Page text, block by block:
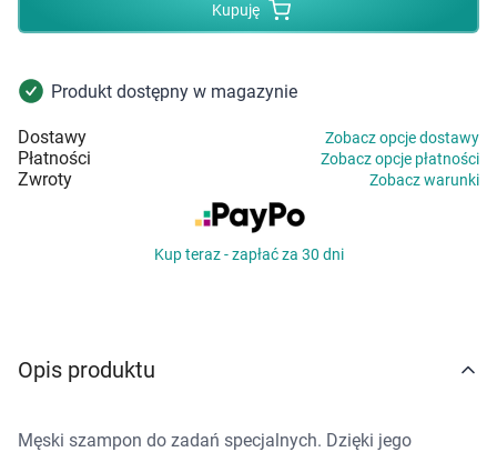
Mężczyzna
Zdrowy styl życia
Zabawki
Marki
Kupuję
Produkt dostępny w magazynie
Dostawy Zobacz opcje dostawy
Płatności Zobacz opcje płatności
Zwroty Zobacz warunki
Kup teraz - zapłać za 30 dni
Opis produktu
Męski szampon do zadań specjalnych. Dzięki jego